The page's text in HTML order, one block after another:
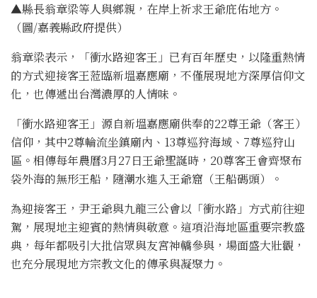
▲縣長翁章梁等人與鄉親，在岸上祈求王爺庇佑地方。
（圖/嘉義縣政府提供）
翁章梁表示，「衝水路迎客王」已有百年歷史，以隆重熱情
的方式迎接客王蒞臨新塭嘉應廟，不僅展現地方深厚信仰文
化，也傳遞出台灣濃厚的人情味。
「衝水路迎客王」源自新塭嘉應廟供奉的22尊王爺（客王）
信仰，其中2尊輪流坐鎮廟內、13尊巡狩海域、7尊巡狩山
區。相傳每年農曆3月27日王爺聖誕時，20尊客王會齊聚布
袋外海的無形王船，隨潮水進入王爺窟（王船碼頭）。
為迎接客王，尹王爺與九龍三公會以「衝水路」方式前往迎
駕，展現地主迎賓的熱情與敬意。這項沿海地區重要宗教盛
典，每年都吸引大批信眾與友宮神轎參與，場面盛大壯觀，
也充分展現地方宗教文化的傳承與凝聚力。